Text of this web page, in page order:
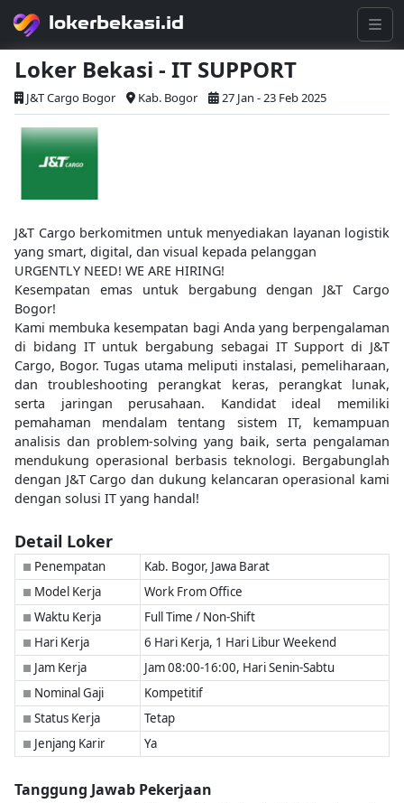
lokerbekasi.id
Loker Bekasi - IT SUPPORT
J&T Cargo Bogor Kab. Bogor 27 Jan - 23 Feb 2025
J&T Cargo berkomitmen untuk menyediakan layanan logistik
yang smart, digital, dan visual kepada pelanggan
URGENTLY NEED! WE ARE HIRING!
Kesempatan emas untuk bergabung dengan J&T Cargo
Bogor!
Kami membuka kesempatan bagi Anda yang berpengalaman
di bidang IT untuk bergabung sebagai IT Support di J&T
Cargo, Bogor. Tugas utama meliputi instalasi, pemeliharaan,
dan troubleshooting perangkat keras, perangkat lunak,
serta jaringan perusahaan. Kandidat ideal memiliki
pemahaman mendalam tentang sistem IT, kemampuan
analisis dan problem-solving yang baik, serta pengalaman
mendukung operasional berbasis teknologi. Bergabunglah
dengan J&T Cargo dan dukung kelancaran operasional kami
dengan solusi IT yang handal!
Detail Loker
■ Penempatan Kab. Bogor, Jawa Barat
■ Model Kerja Work From Office
■ Waktu Kerja Full Time / Non-Shift
■ Hari Kerja 6 Hari Kerja, 1 Hari Libur Weekend
■ Jam Kerja Jam 08:00-16:00, Hari Senin-Sabtu
■ Nominal Gaji Kompetitif
■ Status Kerja Tetap
■ Jenjang Karir Ya
Tanggung Jawab Pekerjaan